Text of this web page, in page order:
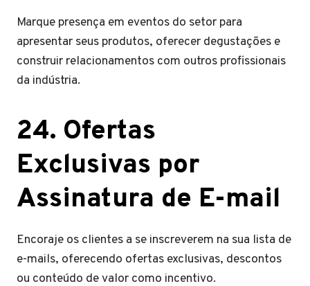
Marque presença em eventos do setor para
apresentar seus produtos, oferecer degustações e
construir relacionamentos com outros profissionais
da indústria.
24. Ofertas
Exclusivas por
Assinatura de E-mail
Encoraje os clientes a se inscreverem na sua lista de
e-mails, oferecendo ofertas exclusivas, descontos
ou conteúdo de valor como incentivo.